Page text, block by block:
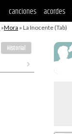
canciones acordes
»Mora » La Inocente (Tab)
Historial